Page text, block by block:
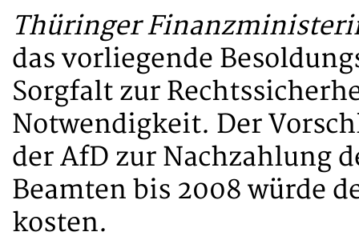
Thüringer
das vorliegende
Sorgfalt zur
Notwendigkeit. Der
der AfD zur Nachzahlung
Beamten bis 2008 würde
kosten.